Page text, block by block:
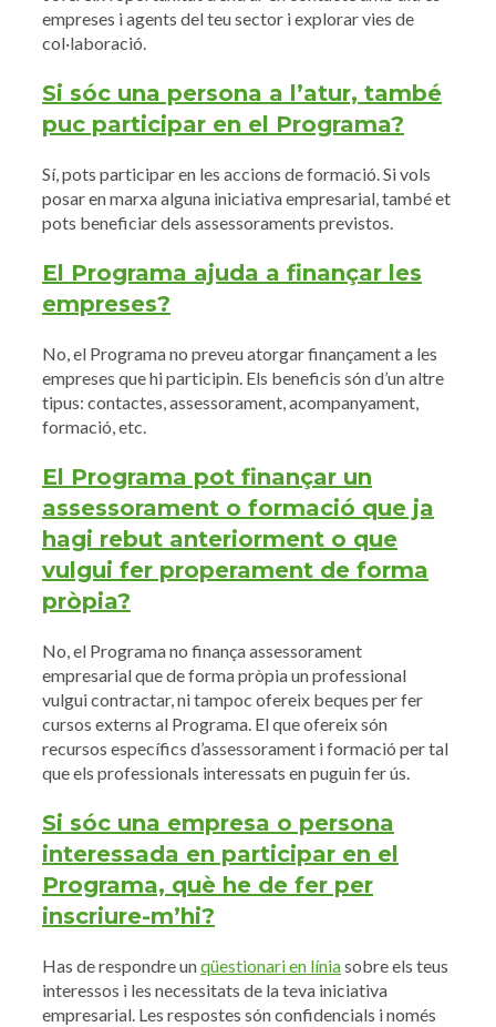
empreses i agents del teu sector i explorar vies de
col·laboració.
Si sóc una persona a l’atur, també
puc participar en el Programa?
Sí, pots participar en les accions de formació. Si vols
posar en marxa alguna iniciativa empresarial, també et
pots beneficiar dels assessoraments previstos.
El Programa ajuda a finançar les
empreses?
No, el Programa no preveu atorgar finançament a les
empreses que hi participin. Els beneficis són d’un altre
tipus: contactes, assessorament, acompanyament,
formació, etc.
El Programa pot finançar un
assessorament o formació que ja
hagi rebut anteriorment o que
vulgui fer properament de forma
pròpia?
No, el Programa no finança assessorament
empresarial que de forma pròpia un professional
vulgui contractar, ni tampoc ofereix beques per fer
cursos externs al Programa. El que ofereix són
recursos específics d’assessorament i formació per tal
que els professionals interessats en puguin fer ús.
Si sóc una empresa o persona
interessada en participar en el
Programa, què he de fer per
inscriure-m’hi?
Has de respondre unqüestionari en líniasobre els teus
interessos i les necessitats de la teva iniciativa
empresarial. Les respostes són confidencials i només